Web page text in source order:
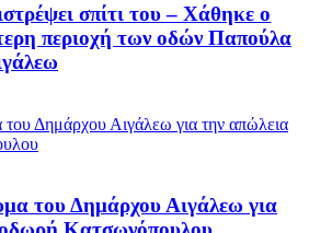
σπίτι του – Χάθηκε ο
περιοχή των οδών Παπούλα
του Δημάρχου Αιγάλεω για